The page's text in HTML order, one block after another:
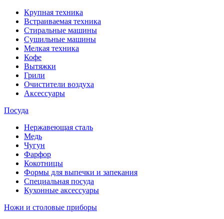
Крупная техника
Встраиваемая техника
Стиральные машины
Сушильные машины
Мелкая техника
Кофе
Вытяжки
Грили
Очистители воздуха
Аксессуары
Посуда
Нержавеющая сталь
Медь
Чугун
Фарфор
Кокотницы
Формы для выпечки и запекания
Специальная посуда
Кухонные аксессуары
Ножи и столовые приборы